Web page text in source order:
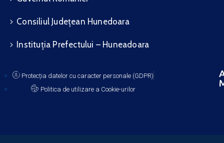
Consiliul Județean Hunedoara
Instituția Prefectului – Huneadoara
Protecția datelor cu caracter personale (GDPR)
Politica de utilizare a Cookie-urilor